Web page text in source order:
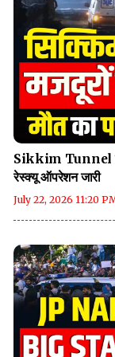
Sikkim Tunnel
रेस्क्यू ऑपरेशन जारी
July 22, 2026 11:20